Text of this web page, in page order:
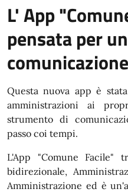
L' App
pensata per
Questa nuova app è
amministrazioni ai
strumento di
passo coi tempi.
L'App "Comune Facile"
bidirezionale,
Amministrazione ed è